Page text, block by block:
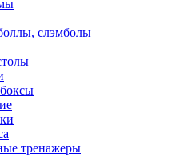
слэмболы
тренажеры